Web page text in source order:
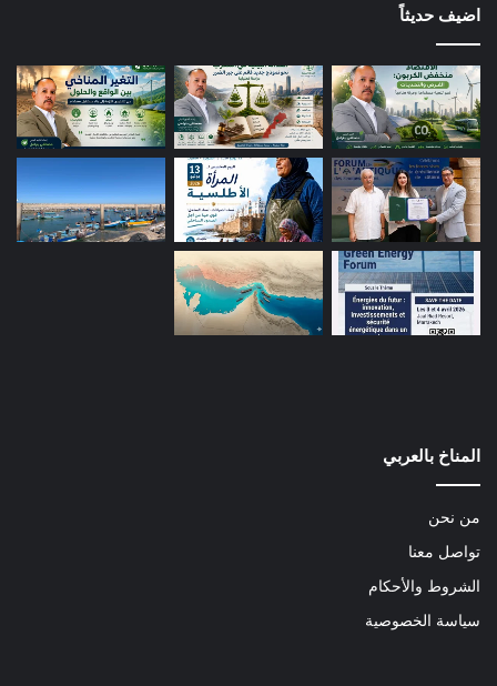
اضيف حديثاً
المناخ بالعربي
من نحن
تواصل معنا
الشروط والأحكام
سياسة الخصوصية